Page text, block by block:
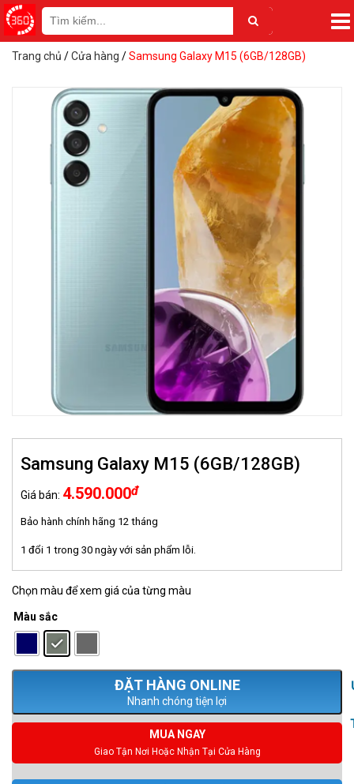
Trang chủ /Cửa hàng /Samsung Galaxy M15 (6GB/128GB)
Samsung Galaxy M15 (6GB/128GB)
Giá bán: 4.590.000đ
Bảo hành chính hãng 12 tháng
1 đổi 1 trong 30 ngày với sản phẩm lỗi.
Chọn màu để xem giá của từng màu
Màu sắc
Nhanh chóng tiện lợi
MUA NGAY
Giao Tận Nơi Hoặc Nhận Tại Cửa Hàng